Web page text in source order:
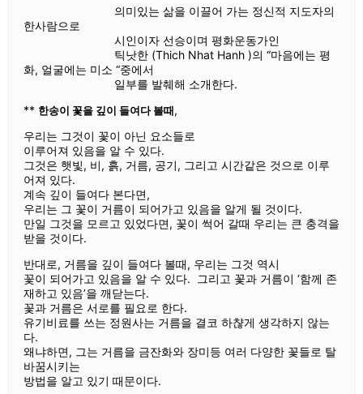
의미있는 삶을 이끌어 가는 정신적 지도자의
한사람으로
시인이자 선승이며 평화운동가인
틱낫한 (Thich Nhat Hanh )의 “마음에는 평
화, 얼굴에는 미소 “중에서
일부를 발췌해 소개한다.
** 한송이 꽃을 깊이 들여다 볼때,
우리는 그것이 꽃이 아닌 요소들로
이루어져 있음을 알 수 있다.
그것은 햇빛, 비, 흙, 거름, 공기, 그리고 시간같은 것으로 이루
어져 있다.
계속 깊이 들여다 본다면,
우리는 그 꽃이 거름이 되어가고 있음을 알게 될 것이다.
만일 그것을 모르고 있었다면, 꽃이 썩어 갈때 우리는 큰 충격을
받을 것이다.
반대로, 거름을 깊이 들여다 볼때, 우리는 그것 역시
꽃이 되어가고 있음을 알 수 있다. 그리고 꽃과 거름이 ‘함께 존
재하고 있음’을 깨닫는다.
꽃과 거름은 서로를 필요로 한다.
유기비료를 쓰는 정원사는 거름을 결코 하챦게 생각하지 않는
다.
왜냐하면, 그는 거름을 금잔화와 장미등 여러 다양한 꽃들로 탈
바꿈시키는
방법을 알고 있기 때문이다.